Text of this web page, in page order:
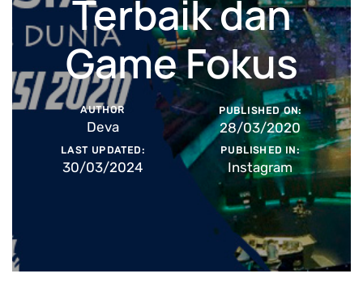
Terbaik dan
Game Fokus
AUTHOR
Deva
PUBLISHED ON:
28/03/2020
LAST UPDATED:
30/03/2024
PUBLISHED IN:
Instagram